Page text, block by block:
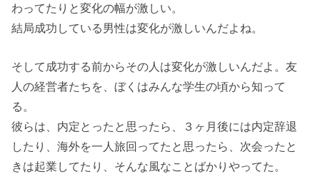
わってたりと変化の幅が激しい。
結局成功している男性は変化が激しいんだよね。
そして成功する前からその人は変化が激しいんだよ。友
人の経営者たちを、ぼくはみんな学生の頃から知って
る。
彼らは、内定とったと思ったら、３ヶ月後には内定辞退
したり、海外を一人旅回ってたと思ったら、次会ったと
きは起業してたり、そんな風なことばかりやってた。